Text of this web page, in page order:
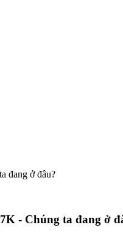
- Chúng ta đang ở